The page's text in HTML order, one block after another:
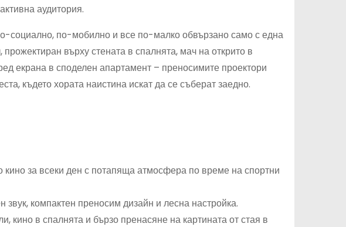
аудитория.
социално, по-мобилно и все по-малко обвързано само с една
върху стената в спалнята, мач на открито в
екрана в споделен апартамент – преносимите проектори
където хората наистина искат да се съберат заедно.
за всеки ден с потапяща атмосфера по време на спортни
звук, компактен преносим дизайн и лесна настройка.
кино в спалнята и бързо пренасяне на картината от стая в